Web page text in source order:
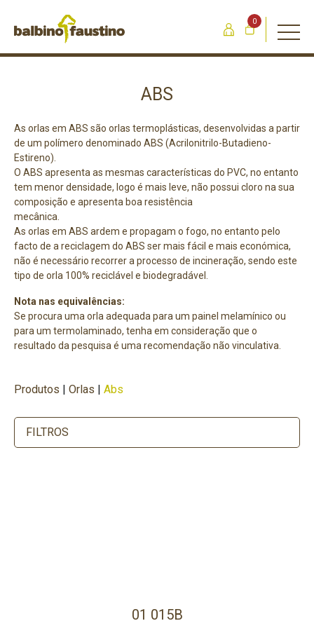
0
ABS
As orlas em ABS são orlas termoplásticas, desenvolvidas a partir
de um polímero denominado ABS (Acrilonitrilo-Butadieno-
Estireno).
O ABS apresenta as mesmas características do PVC, no entanto
tem menor densidade, logo é mais leve, não possui cloro na sua
composição e apresenta boa resistência
mecânica.
As orlas em ABS ardem e propagam o fogo, no entanto pelo
facto de a reciclagem do ABS ser mais fácil e mais económica,
não é necessário recorrer a processo de incineração, sendo este
tipo de orla 100% reciclável e biodegradável.
Nota nas equivalências:
Se procura uma orla adequada para um painel melamínico ou
para um termolaminado, tenha em consideração que o
resultado da pesquisa é uma recomendação não vinculativa.
Produtos | Orlas | Abs
FILTROS
01 015B